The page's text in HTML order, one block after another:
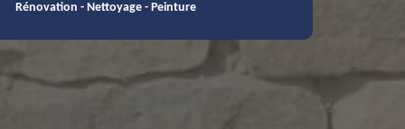
Rénovation - Nettoyage - Peinture